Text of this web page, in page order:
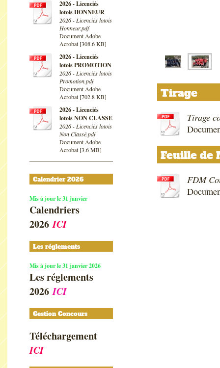
2026 - Licenciés
lotois HONNEUR
2026 - Licenciés lotois
Honneur.pdf
Document Adobe
Acrobat [308.6 KB]
2026 - Licenciés
lotois PROMOTION
2026 - Licenciés lotois
Promotion.pdf
Document Adobe
Acrobat [702.8 KB]
2026 - Licenciés
lotois NON CLASSE
2026 - Licenciés lotois
Non Classé.pdf
Document Adobe
Acrobat [3.6 MB]
Calendrier 2026
Mis à jour le 31 janvier
Calendriers
2026ICI
Les réglements
Mis à jour le 31 janvier 2026
Les réglements
2026ICI
Gestion Concours
Téléchargement
ICI
Tirage
Tirage
Feuille de
FDM